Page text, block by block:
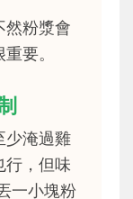
然粉漿會
要。
少淹過雞
行，但味
一小塊粉